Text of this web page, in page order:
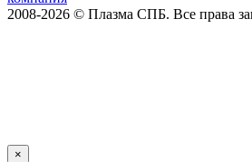
2008-2026 © Плазма СПБ. Все права
×